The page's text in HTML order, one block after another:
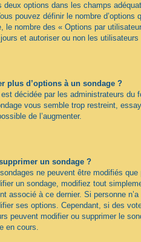
deux options dans les champs
pouvez définir le nombre d’options
le nombre des « Options par
et autoriser ou non les
plus d’options à un sondage ?
est décidée par les administrateurs du
vous semble trop restreint,
de l’augmenter.
un sondage ?
ne peuvent être modifiés que
un sondage, modifiez tout
associé à ce dernier. Si personne
ses options. Cependant, si des
peuvent modifier ou supprimer le
en cours.